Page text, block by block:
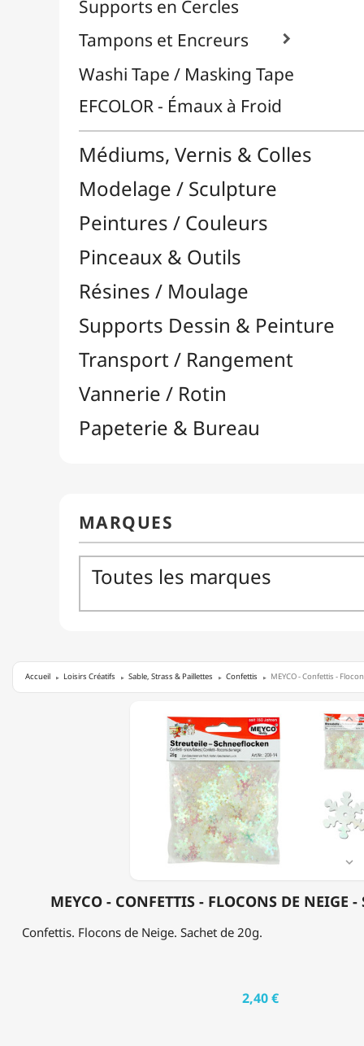
Accueil Loisirs Créatifs Sable, Strass & Paillettes Confettis MEYCO - Confettis -
MEYCO - CONFETTIS - FLOCONS DE NEIGE -


Confettis. Flocons de Neige. Sachet de 20g.
2,40 €